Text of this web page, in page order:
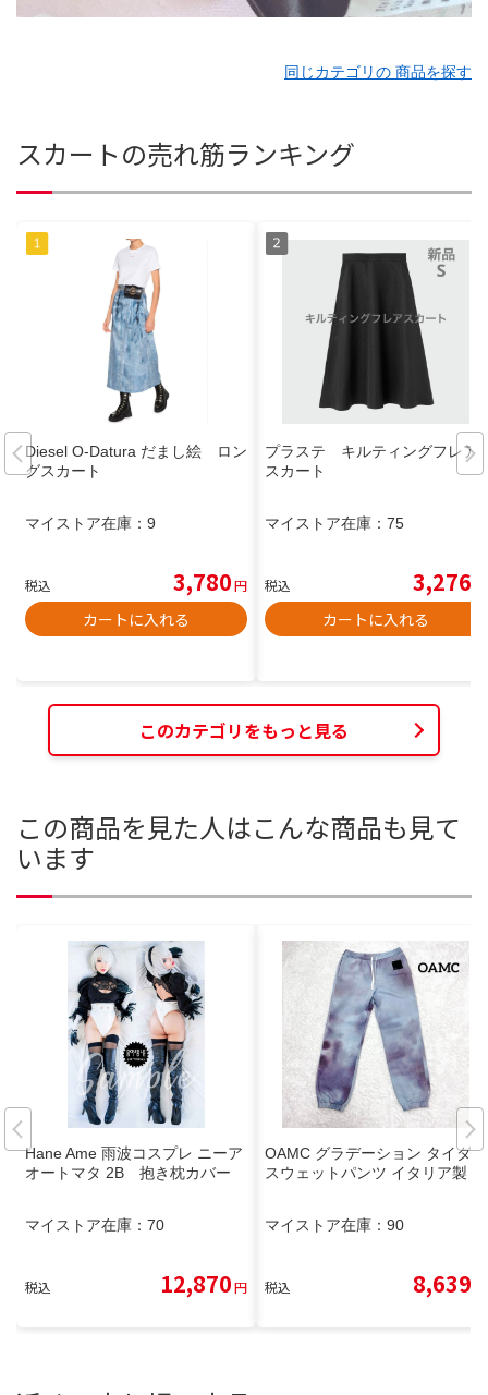
同じカテゴリの 商品を探す
スカートの売れ筋ランキング
Diesel O-Datura だまし絵 ロン
グスカート
マイストア在庫： 9
税込 3,780円
カートに入れる
プラステ キルティングフレア
スカート
マイストア在庫： 75
税込 3,276
カートに入れる
このカテゴリをもっと見る
この商品を見た人はこんな商品も見て
います
Hane Ame 雨波コスプレ ニーア
オートマタ 2B 抱き枕カバー
マイストア在庫： 70
税込 12,870円
OAMC グラデーション タイダイ
スウェットパンツ イタリア製
マイストア在庫： 90
税込 8,639